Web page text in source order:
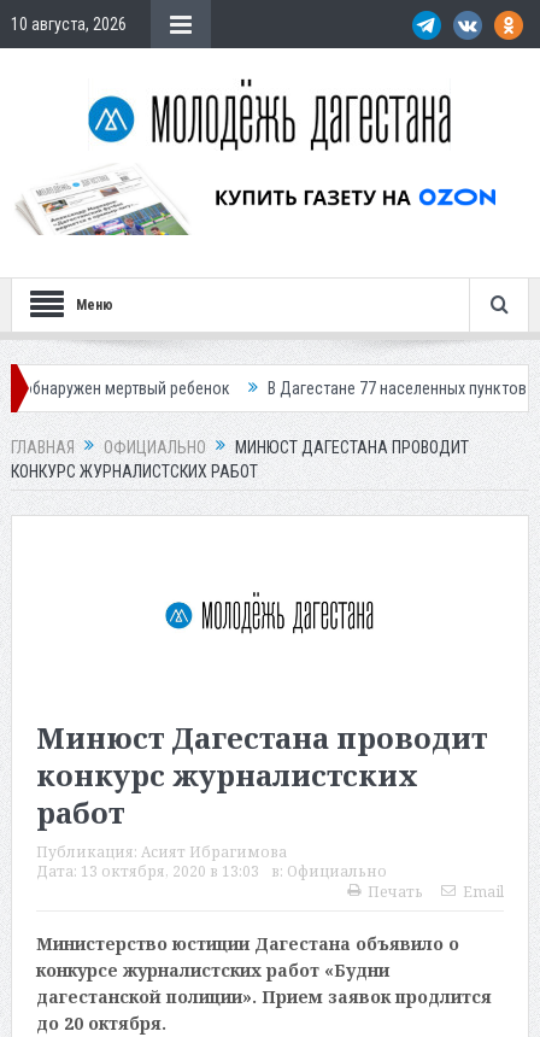
10 августа, 2026
Меню
мертвый ребенок В Дагестане 77 населенных пунктов остались
ГЛАВНАЯ ОФИЦИАЛЬНО
МИНЮСТ ДАГЕСТАНА ПРОВОДИТ
КОНКУРС ЖУРНАЛИСТСКИХ РАБОТ
Минюст Дагестана проводит
конкурс журналистских
работ
Публикация: Асият Ибрагимова
Дата: 13 октября, 2020 в 13:03 в: Официально
Печать
Email
Министерство юстиции Дагестана объявило о
конкурсе журналистских работ «Будни
дагестанской полиции». Прием заявок продлится
до 20 октября.